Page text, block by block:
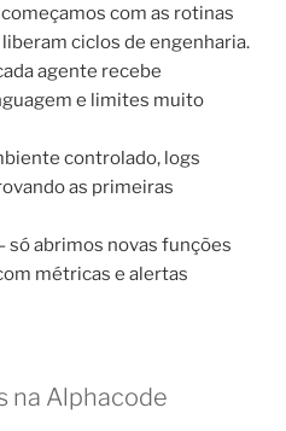
com as rotinas
ciclos de engenharia.
agente recebe
e limites muito
controlado, logs
as primeiras
só abrimos novas funções
métricas e alertas
na Alphacode